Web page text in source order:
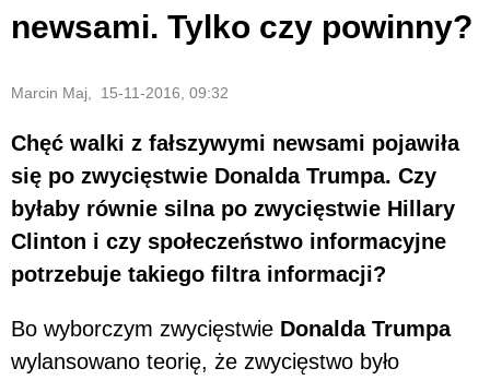
newsami. Tylko czy powinny?
Marcin Maj, 15-11-2016, 09:32
Chęć walki z fałszywymi newsami pojawiła
się po zwycięstwie Donalda Trumpa. Czy
byłaby równie silna po zwycięstwie Hillary
Clinton i czy społeczeństwo informacyjne
potrzebuje takiego filtra informacji?
Bo wyborczym zwycięstwie Donalda Trumpa
wylansowano teorię, że zwycięstwo było